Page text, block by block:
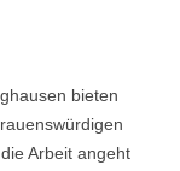
bieten
Arbeit angeht